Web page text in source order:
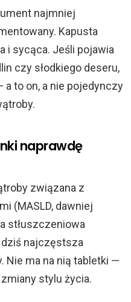
najmniej
Kapusta
i sycąca. Jeśli pojawia
czy słodkiego deseru,
a to on, a nie pojedynczy
naprawdę
związana z
(MASLD, dawniej
stłuszczeniowa
dziś najczęstsza
Nie ma na nią tabletki —
stylu życia.